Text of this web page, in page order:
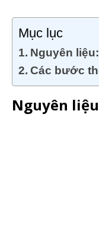
Mục lục
Nguyên liệu:
Các bước
Nguyên